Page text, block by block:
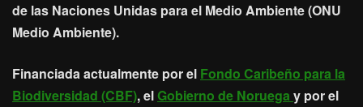
de las Naciones Unidas para el Medio Ambiente (ONU
Medio Ambiente).
Financiada actualmente por el Fondo Caribeño para la
Biodiversidad (CBF), elGobierno de Noruega y por el